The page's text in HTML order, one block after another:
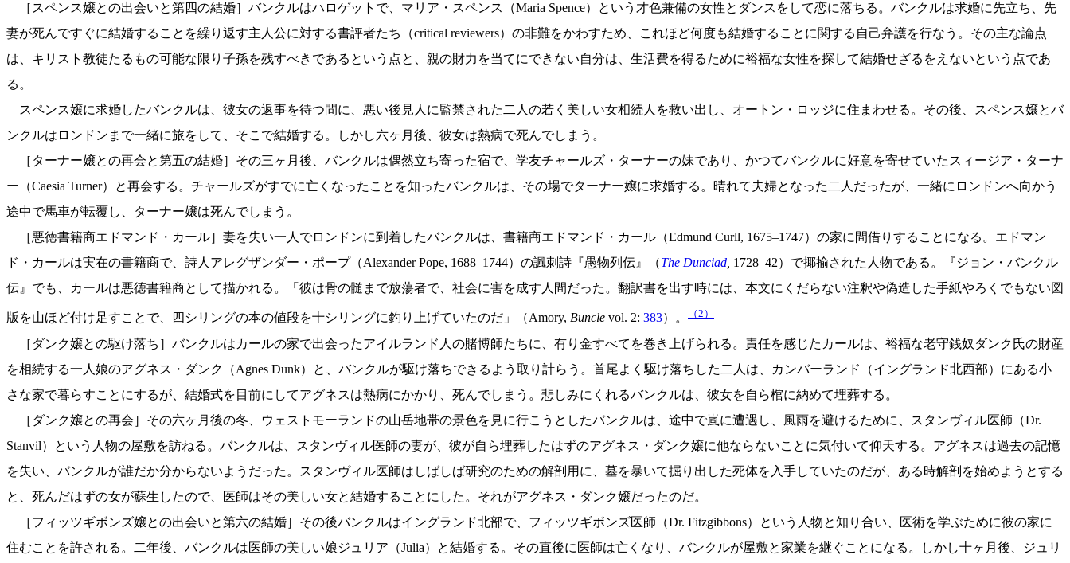
［スペンス嬢との出会いと第四の結婚］バンクルはハロゲットで、マリア・スペンス（Maria Spence）という才色兼備の女性とダンスをして恋に落ちる。バンクルは求婚に先立ち、先
妻が死んですぐに結婚することを繰り返す主人公に対する書評者たち（critical reviewers）の非難をかわすため、これほど何度も結婚することに関する自己弁護を行なう。その主な論点
は、キリスト教徒たるもの可能な限り子孫を残すべきであるという点と、親の財力を当てにできない自分は、生活費を得るために裕福な女性を探して結婚せざるをえないという点であ
る。
スペンス嬢に求婚したバンクルは、彼女の返事を待つ間に、悪い後見人に監禁された二人の若く美しい女相続人を救い出し、オートン・ロッジに住まわせる。その後、スペンス嬢とバ
ンクルはロンドンまで一緒に旅をして、そこで結婚する。しかし六ヶ月後、彼女は熱病で死んでしまう。
［ターナー嬢との再会と第五の結婚］その三ヶ月後、バンクルは偶然立ち寄った宿で、学友チャールズ・ターナーの妹であり、かつてバンクルに好意を寄せていたスィージア・ターナ
ー（Caesia Turner）と再会する。チャールズがすでに亡くなったことを知ったバンクルは、その場でターナー嬢に求婚する。晴れて夫婦となった二人だったが、一緒にロンドンへ向かう
途中で馬車が転覆し、ターナー嬢は死んでしまう。
［悪徳書籍商エドマンド・カール］妻を失い一人でロンドンに到着したバンクルは、書籍商エドマンド・カール（Edmund Curll, 1675–1747）の家に間借りすることになる。エドマン
ド・カールは実在の書籍商で、詩人アレグザンダー・ポープ（Alexander Pope, 1688–1744）の諷刺詩『愚物列伝』（The Dunciad, 1728–42）で揶揄された人物である。『ジョン・バンクル
伝』でも、カールは悪徳書籍商として描かれる。「彼は骨の髄まで放蕩者で、社会に害を成す人間だった。翻訳書を出す時には、本文にくだらない注釈や偽造した手紙やろくでもない図
版を山ほど付け足すことで、四シリングの本の値段を十シリングに釣り上げていたのだ」（Amory, Buncle vol. 2: 383）。 （2）
［ダンク嬢との駆け落ち］バンクルはカールの家で出会ったアイルランド人の賭博師たちに、有り金すべてを巻き上げられる。責任を感じたカールは、裕福な老守銭奴ダンク氏の財産
を相続する一人娘のアグネス・ダンク（Agnes Dunk）と、バンクルが駆け落ちできるよう取り計らう。首尾よく駆け落ちした二人は、カンバーランド（イングランド北西部）にある小
さな家で暮らすことにするが、結婚式を目前にしてアグネスは熱病にかかり、死んでしまう。悲しみにくれるバンクルは、彼女を自ら棺に納めて埋葬する。
［ダンク嬢との再会］その六ヶ月後の冬、ウェストモーランドの山岳地帯の景色を見に行こうとしたバンクルは、途中で嵐に遭遇し、風雨を避けるために、スタンヴィル医師（Dr.
Stanvil）という人物の屋敷を訪ねる。バンクルは、スタンヴィル医師の妻が、彼が自ら埋葬したはずのアグネス・ダンク嬢に他ならないことに気付いて仰天する。アグネスは過去の記憶
を失い、バンクルが誰だか分からないようだった。スタンヴィル医師はしばしば研究のための解剖用に、墓を暴いて掘り出した死体を入手していたのだが、ある時解剖を始めようとする
と、死んだはずの女が蘇生したので、医師はその美しい女と結婚することにした。それがアグネス・ダンク嬢だったのだ。
［フィッツギボンズ嬢との出会いと第六の結婚］その後バンクルはイングランド北部で、フィッツギボンズ医師（Dr. Fitzgibbons）という人物と知り合い、医術を学ぶために彼の家に
住むことを許される。二年後、バンクルは医師の美しい娘ジュリア（Julia）と結婚する。その直後に医師は亡くなり、バンクルが屋敷と家業を継ぐことになる。しかし十ヶ月後、ジュリ